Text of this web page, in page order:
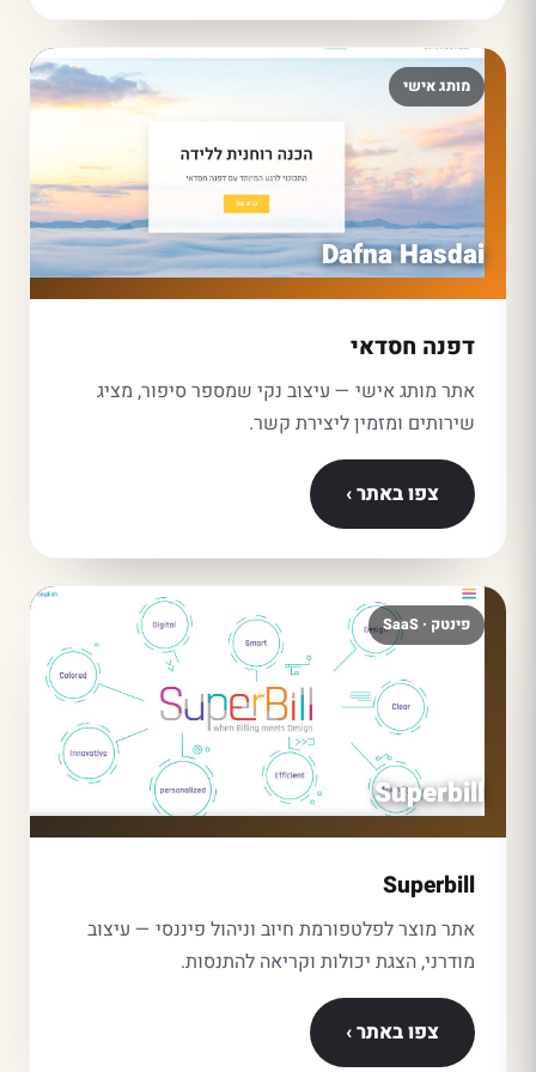
מותג אישי
Dafna Hasdai
דפנה חסדאי
אתר מותג אישי — עיצוב נקי שמספר סיפור, מציג
שירותים ומזמין ליצירת קשר.
צפו באתר ›
פינטק · SaaS
Superbill
Superbill
אתר מוצר לפלטפורמת חיוב וניהול פיננסי — עיצוב
מודרני, הצגת יכולות וקריאה להתנסות.
צפו באתר ›